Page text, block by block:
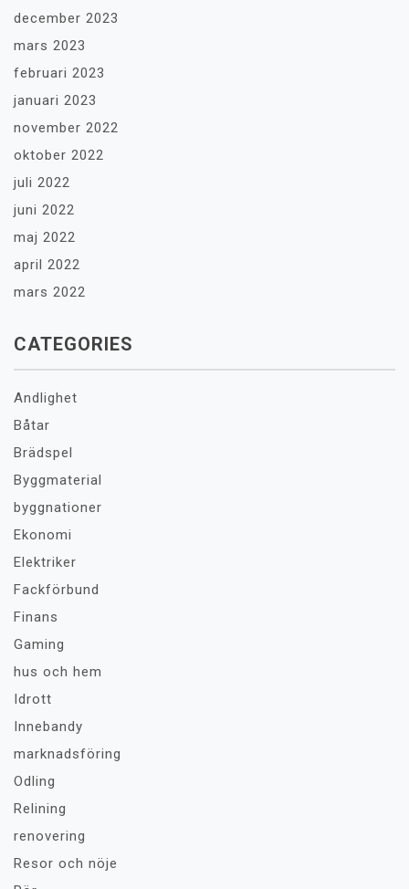
december 2023
mars 2023
februari 2023
januari 2023
november 2022
oktober 2022
juli 2022
juni 2022
maj 2022
april 2022
mars 2022
CATEGORIES
Andlighet
Båtar
Brädspel
Byggmaterial
byggnationer
Ekonomi
Elektriker
Fackförbund
Finans
Gaming
hus och hem
Idrott
Innebandy
marknadsföring
Odling
Relining
renovering
Resor och nöje